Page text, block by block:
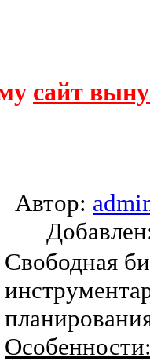
сайт
Автор:
Свободная